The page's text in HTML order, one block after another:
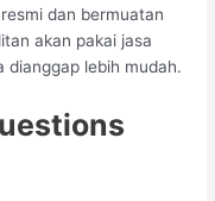
dan bermuatan
akan pakai jasa
dianggap lebih mudah.